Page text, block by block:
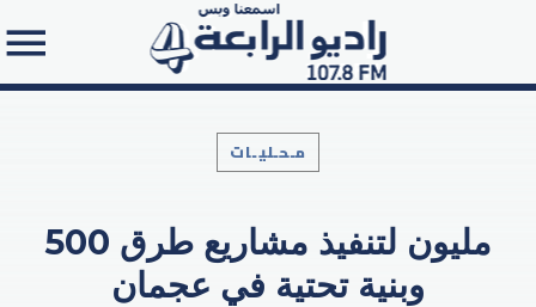
Search in the website:
مـحـليـات
500 مليون لتنفيذ مشاريع طرق
وبنية تحتية في عجمان